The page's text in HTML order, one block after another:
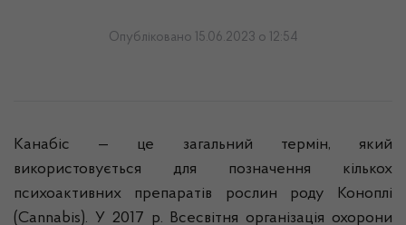
Опубліковано 15.06.2023 о 12:54
Канабіс — це загальний термін, який
використовується для позначення кількох
психоактивних препаратів рослин роду Коноплі
(Cannabis). У 2017 р. Всесвітня організація охорони